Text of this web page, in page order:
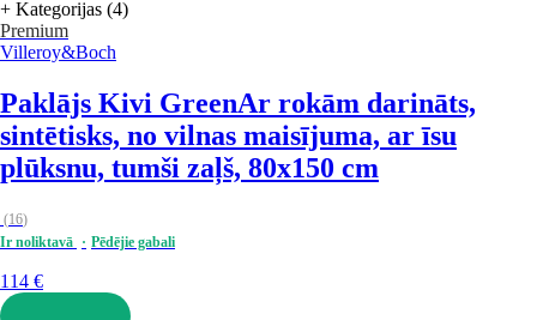
+ Kategorijas (4)
Premium
Villeroy&Boch
Paklājs Kivi GreenAr rokām darināts,
sintētisks, no vilnas maisījuma, ar īsu
plūksnu, tumši zaļš, 80x150 cm
(16)
Ir noliktavā
Pēdējie gabali
114 €